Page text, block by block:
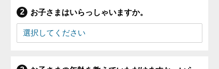
お子さまはいらっしゃいますか。